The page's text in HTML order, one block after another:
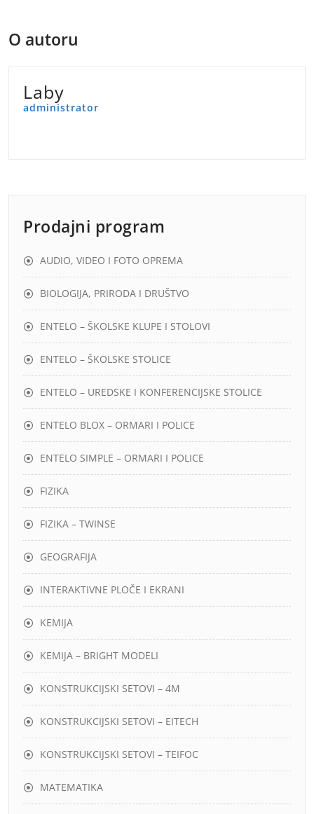
O autoru
Laby
administrator
Prodajni program
AUDIO, VIDEO I FOTO OPREMA
BIOLOGIJA, PRIRODA I DRUŠTVO
ENTELO – ŠKOLSKE KLUPE I STOLOVI
ENTELO – ŠKOLSKE STOLICE
ENTELO – UREDSKE I KONFERENCIJSKE STOLICE
ENTELO BLOX – ORMARI I POLICE
ENTELO SIMPLE – ORMARI I POLICE
FIZIKA
FIZIKA – TWINSE
GEOGRAFIJA
INTERAKTIVNE PLOČE I EKRANI
KEMIJA
KEMIJA – BRIGHT MODELI
KONSTRUKCIJSKI SETOVI – 4M
KONSTRUKCIJSKI SETOVI – EITECH
KONSTRUKCIJSKI SETOVI – TEIFOC
MATEMATIKA